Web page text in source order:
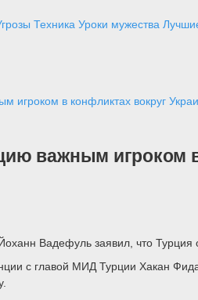
Техника Уроки мужества
игроком в конфликтах вокруг
важным игроком
Вадефуль заявил, что
с главой МИД Турции Хакан